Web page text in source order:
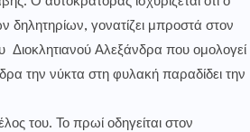
δηλητηρίων, γονατίζει μπροστά στον
Διοκλητιανού Αλεξάνδρα που ομολογεί
την νύκτα στη φυλακή παραδίδει την
του. Το πρωί οδηγείται στον